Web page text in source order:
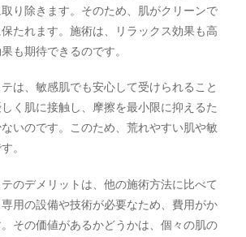
り除きます。そのため、肌がクリーンで
たれます。施術は、リラックス効果も高
も期待できるのです。
は、敏感肌でも安心して受けられること
く肌に接触し、摩擦を最小限に抑えるた
いのです。このため、荒れやすい肌や敏
。
のデメリットは、他の施術方法に比べて
用の設備や技術が必要なため、費用がか
その価値があるかどうかは、個々の肌の